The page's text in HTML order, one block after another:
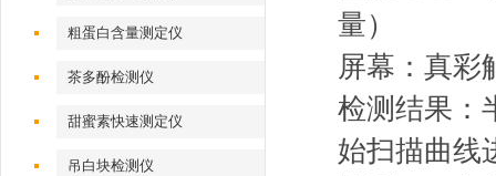
粗蛋白含量测定仪
茶多酚检测仪
甜蜜素快速测定仪
吊白块检测仪
量）
屏幕：真彩
检测结果：
始扫描曲线